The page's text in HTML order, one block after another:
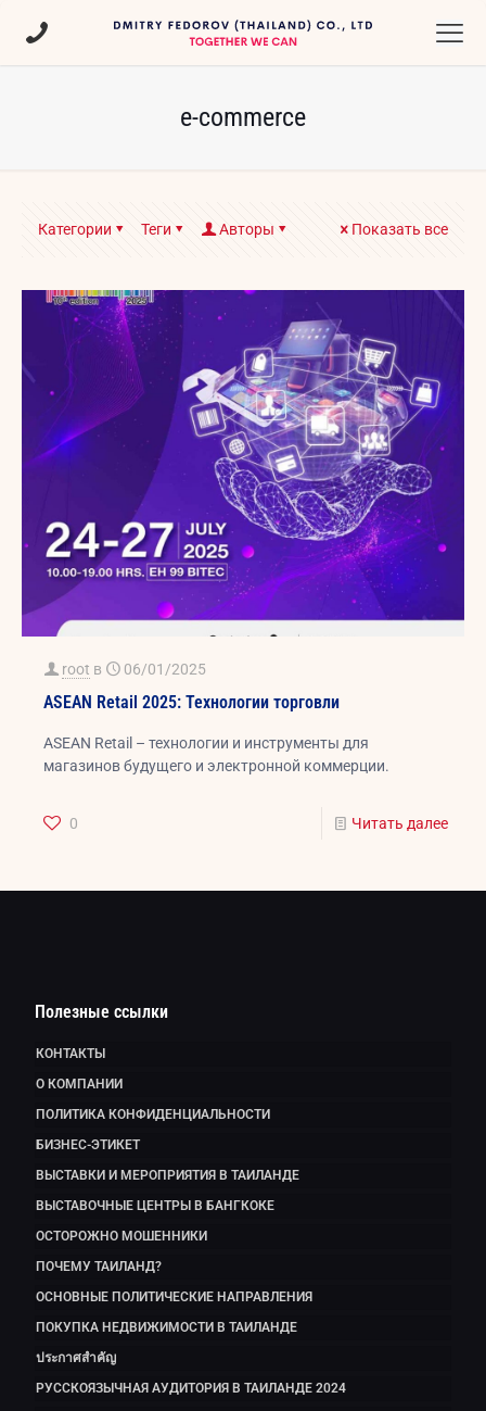
e-commerce
Категории Теги Авторы Показать все
root в 06/01/2025
ASEAN Retail 2025: Технологии торговли
ASEAN Retail – технологии и инструменты для
магазинов будущего и электронной коммерции.
0 Читать далее
Полезные ссылки
КОНТАКТЫ
О КОМПАНИИ
ПОЛИТИКА КОНФИДЕНЦИАЛЬНОСТИ
БИЗНЕС-ЭТИКЕТ
ВЫСТАВКИ И МЕРОПРИЯТИЯ В ТАИЛАНДЕ
ВЫСТАВОЧНЫЕ ЦЕНТРЫ В БАНГКОКЕ
ОСТОРОЖНО МОШЕННИКИ
ПОЧЕМУ ТАИЛАНД?
ОСНОВНЫЕ ПОЛИТИЧЕСКИЕ НАПРАВЛЕНИЯ
ПОКУПКА НЕДВИЖИМОСТИ В ТАИЛАНДЕ
ประกาศสำคัญ
РУССКОЯЗЫЧНАЯ АУДИТОРИЯ В ТАИЛАНДЕ 2024